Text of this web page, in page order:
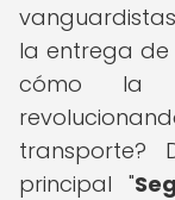
la entrega de
cómo la
transporte?
principal "